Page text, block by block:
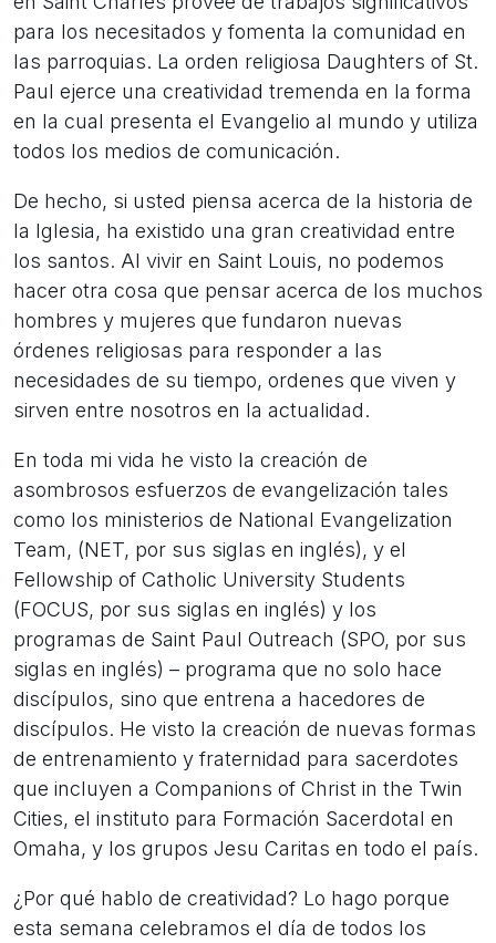
para los necesitados y fomenta la comunidad en
las parroquias. La orden religiosa Daughters of St.
Paul ejerce una creatividad tremenda en la forma
en la cual presenta el Evangelio al mundo y utiliza
todos los medios de comunicación.
De hecho, si usted piensa acerca de la historia de
la Iglesia, ha existido una gran creatividad entre
los santos. Al vivir en Saint Louis, no podemos
hacer otra cosa que pensar acerca de los muchos
hombres y mujeres que fundaron nuevas
órdenes religiosas para responder a las
necesidades de su tiempo, ordenes que viven y
sirven entre nosotros en la actualidad.
En toda mi vida he visto la creación de
asombrosos esfuerzos de evangelización tales
como los ministerios de National Evangelization
Team, (NET, por sus siglas en inglés), y el
Fellowship of Catholic University Students
(FOCUS, por sus siglas en inglés) y los
programas de Saint Paul Outreach (SPO, por sus
siglas en inglés) – programa que no solo hace
discípulos, sino que entrena a hacedores de
discípulos. He visto la creación de nuevas formas
de entrenamiento y fraternidad para sacerdotes
que incluyen a Companions of Christ in the Twin
Cities, el instituto para Formación Sacerdotal en
Omaha, y los grupos Jesu Caritas en todo el país.
¿Por qué hablo de creatividad? Lo hago porque
esta semana celebramos el día de todos los